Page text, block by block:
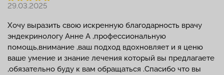
29.03.2025
Хочу выразить свою искренную благодарность врачу
эндекринологу Анне А ,профессиональную
помощь,внимание ,ваш подход вдохновляет и я ценю
ваше умение и знание лечения который вы предлагаете
,обязательно буду к вам обращаться .Спасибо что вы